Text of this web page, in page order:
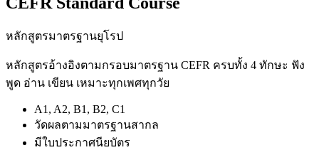
หลักสูตรมาตรฐานยุโรป
หลักสูตรอ้างอิงตามกรอบมาตรฐาน CEFR ครบทั้ง 4 ทักษะ ฟัง
พูด อ่าน เขียน เหมาะทุกเพศทุกวัย
A1, A2, B1, B2, C1
วัดผลตามมาตรฐานสากล
มีใบประกาศนียบัตร